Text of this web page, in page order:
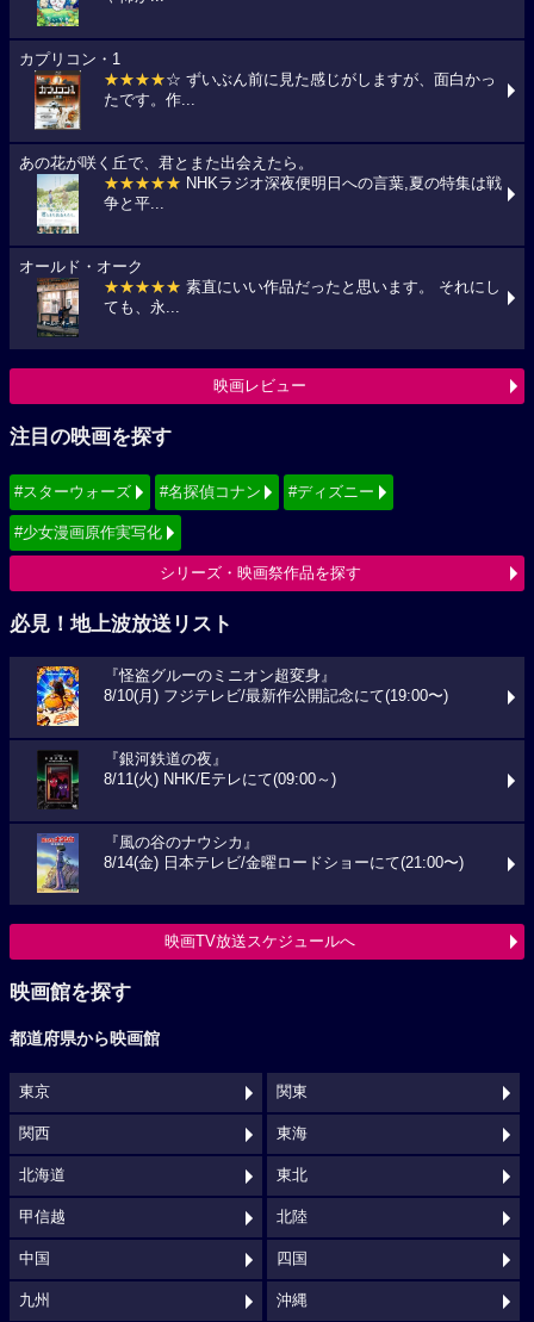
カプリコン・1
★★★★☆ ずいぶん前に見た感じがしますが、面白かっ
たです。作...
あの花が咲く丘で、君とまた出会えたら。
★★★★★ NHKラジオ深夜便明日への言葉,夏の特集は戦
争と平...
オールド・オーク
★★★★★ 素直にいい作品だったと思います。 それにし
ても、永...
映画レビュー
注目の映画を探す
#スターウォーズ #名探偵コナン #ディズニー
#少女漫画原作実写化
シリーズ・映画祭作品を探す
必見！地上波放送リスト
『怪盗グルーのミニオン超変身』
8/10(月) フジテレビ/最新作公開記念にて(19:00〜)
『銀河鉄道の夜』
8/11(火) NHK/Eテレにて(09:00～)
『風の谷のナウシカ』
8/14(金) 日本テレビ/金曜ロードショーにて(21:00〜)
映画TV放送スケジュールへ
映画館を探す
都道府県から映画館
東京 関東
関西 東海
北海道 東北
甲信越 北陸
中国 四国
九州 沖縄